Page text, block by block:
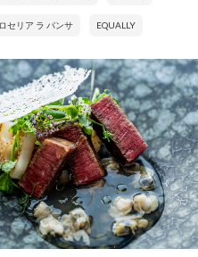
セリア ラ パンサ EQUALLY